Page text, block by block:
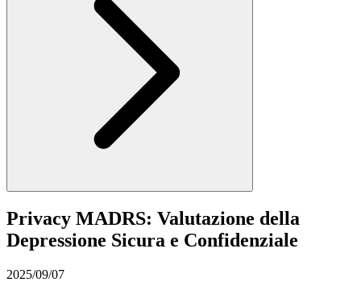
Privacy MADRS: Valutazione della
Depressione Sicura e Confidenziale
2025/09/07